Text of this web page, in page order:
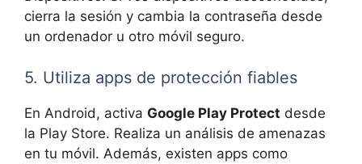
cierra la sesión y cambia la contraseña desde
un ordenador u otro móvil seguro.
5. Utiliza apps de protección fiables
En Android, activa Google Play Protect desde
la Play Store. Realiza un análisis de amenazas
en tu móvil. Además, existen apps como